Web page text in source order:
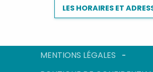
LES HORAIRES ET
MENTIONS LÉGALES